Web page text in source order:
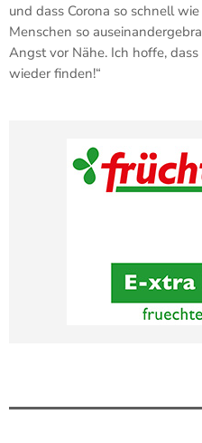
und dass Corona so schnell
Menschen so
Angst vor Nähe. Ich hoffe,
wieder finden!“